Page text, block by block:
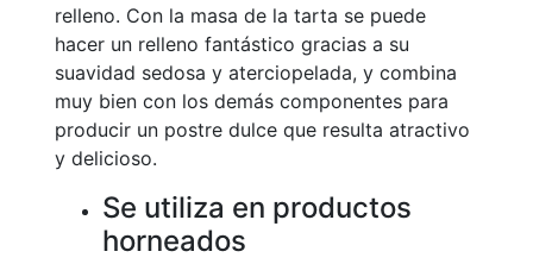
relleno. Con la masa de la tarta se puede
hacer un relleno fantástico gracias a su
suavidad sedosa y aterciopelada, y combina
muy bien con los demás componentes para
producir un postre dulce que resulta atractivo
y delicioso.
Se utiliza en productos
horneados